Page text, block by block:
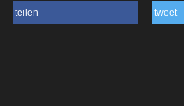
teilen tweet